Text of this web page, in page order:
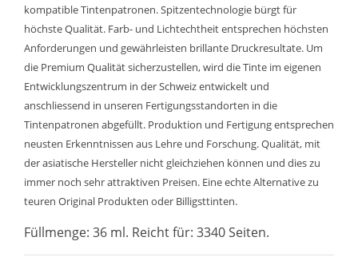
kompatible Tintenpatronen. Spitzentechnologie bürgt für
höchste Qualität. Farb- und Lichtechtheit entsprechen höchsten
Anforderungen und gewährleisten brillante Druckresultate. Um
die Premium Qualität sicherzustellen, wird die Tinte im eigenen
Entwicklungszentrum in der Schweiz entwickelt und
anschliessend in unseren Fertigungsstandorten in die
Tintenpatronen abgefüllt. Produktion und Fertigung entsprechen
neusten Erkenntnissen aus Lehre und Forschung. Qualität, mit
der asiatische Hersteller nicht gleichziehen können und dies zu
immer noch sehr attraktiven Preisen. Eine echte Alternative zu
teuren Original Produkten oder Billigsttinten.
Füllmenge: 36 ml. Reicht für: 3340 Seiten.